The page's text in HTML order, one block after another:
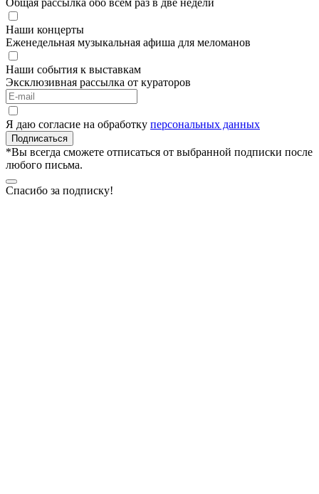
Наши концерты
Еженедельная музыкальная афиша для меломанов
Наши события к выставкам
Эксклюзивная рассылка от кураторов
Я даю согласие на обработку персональных данных
Подписаться
*Вы всегда сможете отписаться от выбранной подписки после
любого письма.
Спасибо за подписку!